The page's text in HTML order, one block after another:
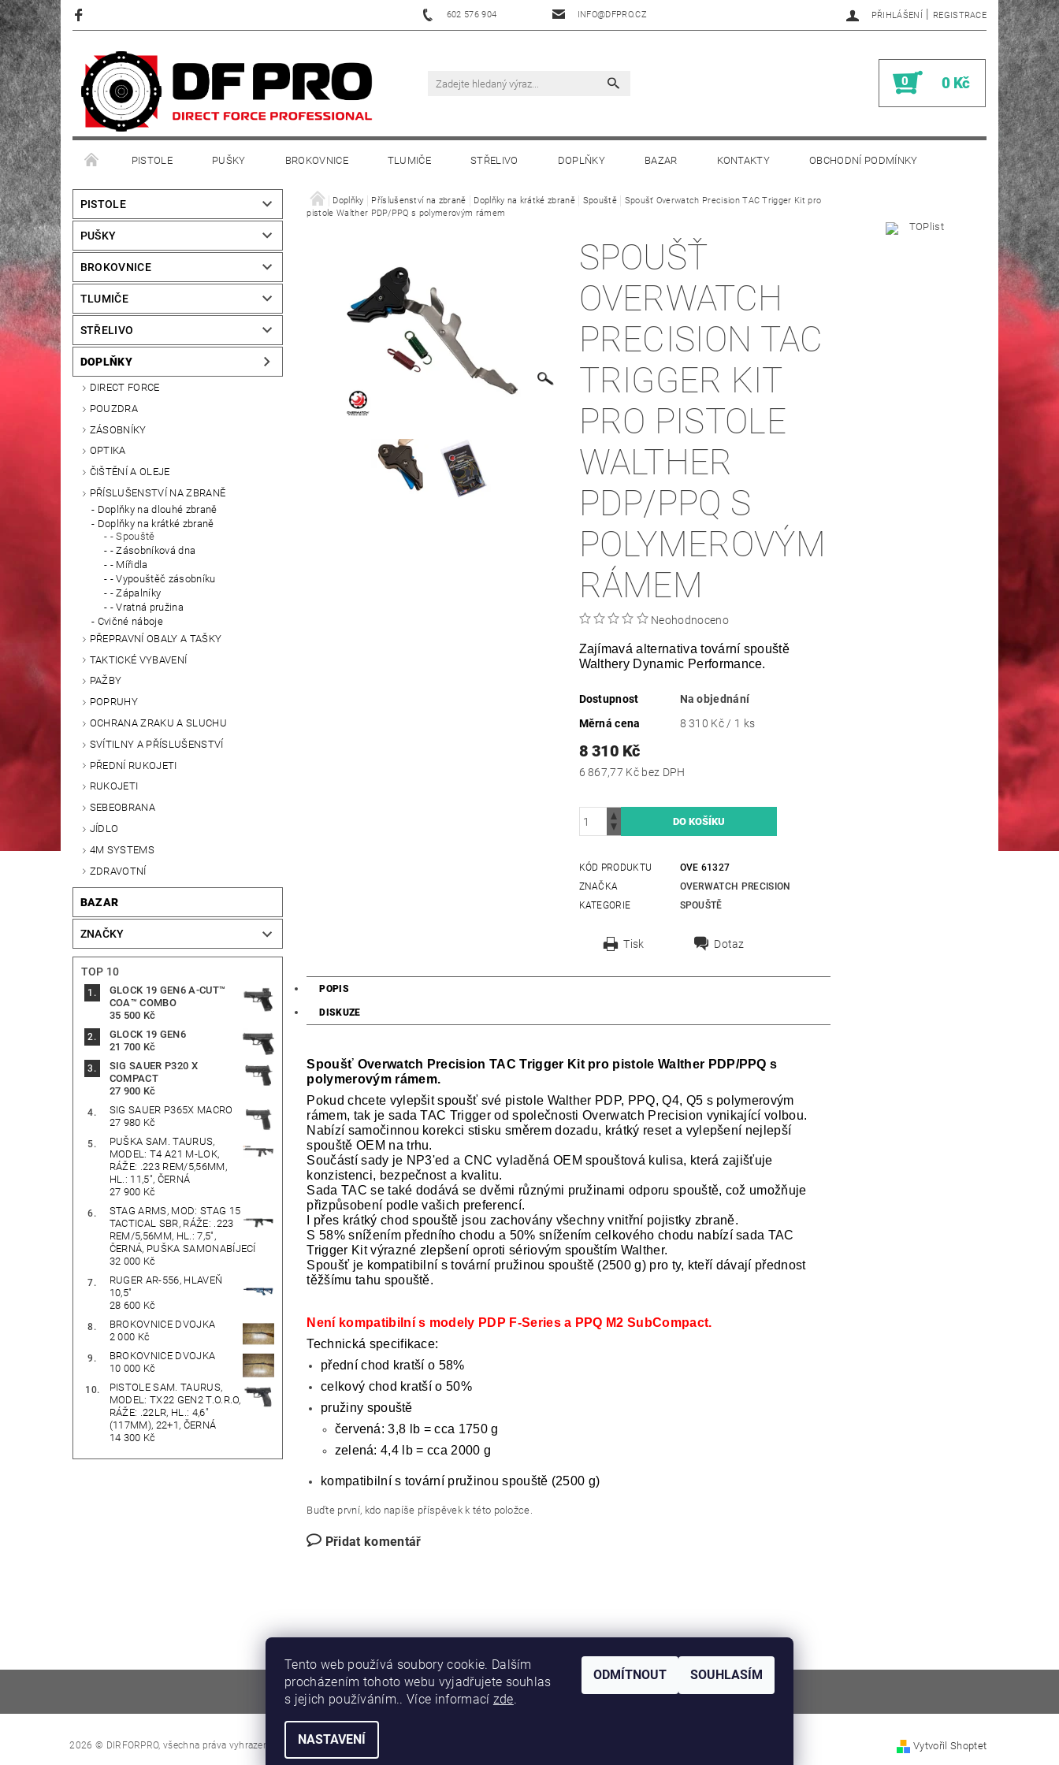
602 576 904 INFO@DFPRO.CZ PŘIHLÁŠENÍ | REGISTRACE
0 0 Kč
PISTOLE PUŠKY BROKOVNICE TLUMIČE STŘELIVO DOPLŇKY BAZAR KONTAKTY OBCHODNÍ PODMÍNKY
PISTOLE
PUŠKY
BROKOVNICE
TLUMIČE
STŘELIVO
DOPLŇKY
DIRECT FORCE
POUZDRA
ZÁSOBNÍKY
OPTIKA
ČIŠTĚNÍ A OLEJE
PŘÍSLUŠENSTVÍ NA ZBRANĚ
Doplňky na dlouhé zbraně
Doplňky na krátké zbraně
- Spouště
- Zásobníková dna
- Mířidla
- Vypouštěč zásobníku
- Zápalníky
- Vratná pružina
Cvičné náboje
PŘEPRAVNÍ OBALY A TAŠKY
TAKTICKÉ VYBAVENÍ
PAŽBY
POPRUHY
OCHRANA ZRAKU A SLUCHU
SVÍTILNY A PŘÍSLUŠENSTVÍ
PŘEDNÍ RUKOJETI
RUKOJETI
SEBEOBRANA
JÍDLO
4M SYSTEMS
ZDRAVOTNÍ
BAZAR
ZNAČKY
TOP 10
GLOCK 19 GEN6 A-CUT™
COA™ COMBO
35 500 Kč
GLOCK 19 GEN6
21 700 Kč
SIG SAUER P320 X
COMPACT
27 900 Kč
SIG SAUER P365X MACRO
27 980 Kč
PUŠKA SAM. TAURUS,
MODEL: T4 A21 M-LOK,
RÁŽE: .223 REM/5,56MM,
HL.: 11,5", ČERNÁ
27 900 Kč
STAG ARMS, MOD: STAG 15
TACTICAL SBR, RÁŽE: .223
REM/5,56MM, HL.: 7,5",
ČERNÁ, PUŠKA SAMONABÍJECÍ
32 000 Kč
RUGER AR-556, HLAVEŇ
10,5"
28 600 Kč
BROKOVNICE DVOJKA
2 000 Kč
BROKOVNICE DVOJKA
10 000 Kč
PISTOLE SAM. TAURUS,
MODEL: TX22 GEN2 T.O.R.O,
RÁŽE: .22LR, HL.: 4,6"
(117MM), 22+1, ČERNÁ
14 300 Kč
Doplňky Příslušenství na zbraně Doplňky na krátké zbraně Spouště
Spoušť Overwatch Precision TAC Trigger Kit pro
pistole Walther PDP/PPQ s polymerovým rámem
SPOUŠŤ
OVERWATCH
PRECISION TAC
TRIGGER KIT
PRO PISTOLE
WALTHER
PDP/PPQ S
POLYMEROVÝM
RÁMEM
Neohodnoceno
Zajímavá alternativa tovární spouště
Walthery Dynamic Performance.
Dostupnost
Na objednání
Měrná cena
8 310 Kč / 1 ks
8 310 Kč
6 867,77 Kč bez DPH
KÓD PRODUKTU
OVE 61327
ZNAČKA
OVERWATCH PRECISION
KATEGORIE
SPOUŠTĚ
Tisk Dotaz
POPIS
DISKUZE
Spoušť Overwatch Precision TAC Trigger Kit pro pistole Walther PDP/PPQ s
polymerovým rámem.
Pokud chcete vylepšit spoušť své pistole Walther PDP, PPQ, Q4, Q5 s polymerovým
rámem, tak je sada TAC Trigger od společnosti Overwatch Precision vynikající volbou.
Nabízí samočinnou korekci stisku směrem dozadu, krátký reset a vylepšení nejlepší
spouště OEM na trhu.
Součástí sady je NP3'ed a CNC vyladěná OEM spouštová kulisa, která zajišťuje
konzistenci, bezpečnost a kvalitu.
Sada TAC se také dodává se dvěmi různými pružinami odporu spouště, což umožňuje
přizpůsobení podle vašich preferencí.
I přes krátký chod spouště jsou zachovány všechny vnitřní pojistky zbraně.
S 58% snížením předního chodu a 50% snížením celkového chodu nabízí sada TAC
Trigger Kit výrazné zlepšení oproti sériovým spouštím Walther.
Spoušť je kompatibilní s tovární pružinou spouště (2500 g) pro ty, kteří dávají přednost
těžšímu tahu spouště.
Není kompatibilní s modely PDP F-Series a PPQ M2 SubCompact.
Technická specifikace:
přední chod kratší o 58%
celkový chod kratší o 50%
pružiny spouště
červená: 3,8 lb = cca 1750 g
zelená: 4,4 lb = cca 2000 g
kompatibilní s tovární pružinou spouště (2500 g)
Buďte první, kdo napíše příspěvek k této položce.
Přidat komentář
DIRECT FORCE | JANÍSKOVÁ&LATA VLASTIMIL PITROCHA
2026 © DIRFORPRO, všechna práva vyhrazena Upravit nastavení cookies Vytvořil Shoptet
Tento web používá soubory cookie. Dalším
procházením tohoto webu vyjadřujete souhlas
s jejich používáním.. Více informací zde.
NASTAVENÍ
ODMÍTNOUT SOUHLASÍM